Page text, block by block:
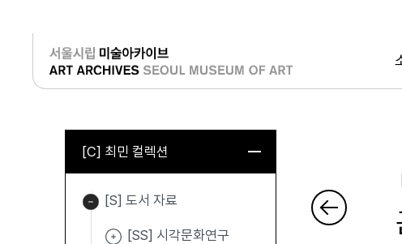
로그인
[C] 최민 컬렉션
[S] 도서 자료
[SS] 시각문화연구